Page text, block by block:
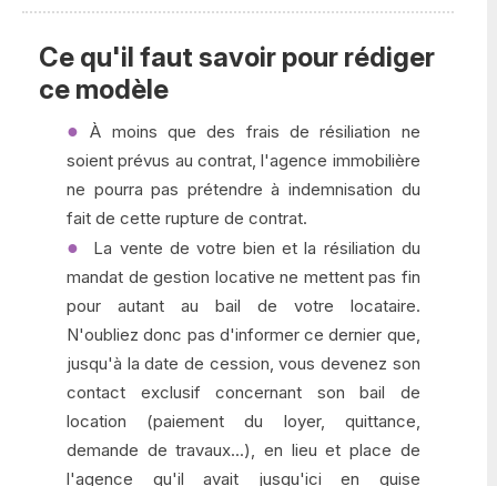
Ce qu'il faut savoir pour rédiger
ce modèle
À moins que des frais de résiliation ne
soient prévus au contrat, l'agence immobilière
ne pourra pas prétendre à indemnisation du
fait de cette rupture de contrat.
La vente de votre bien et la résiliation du
mandat de gestion locative ne mettent pas fin
pour autant au bail de votre locataire.
N'oubliez donc pas d'informer ce dernier que,
jusqu'à la date de cession, vous devenez son
contact exclusif concernant son bail de
location (paiement du loyer, quittance,
demande de travaux...), en lieu et place de
l'agence qu'il avait jusqu'ici en guise